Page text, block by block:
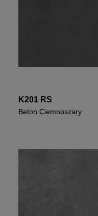
K201 RS
Beton Ciemnoszary